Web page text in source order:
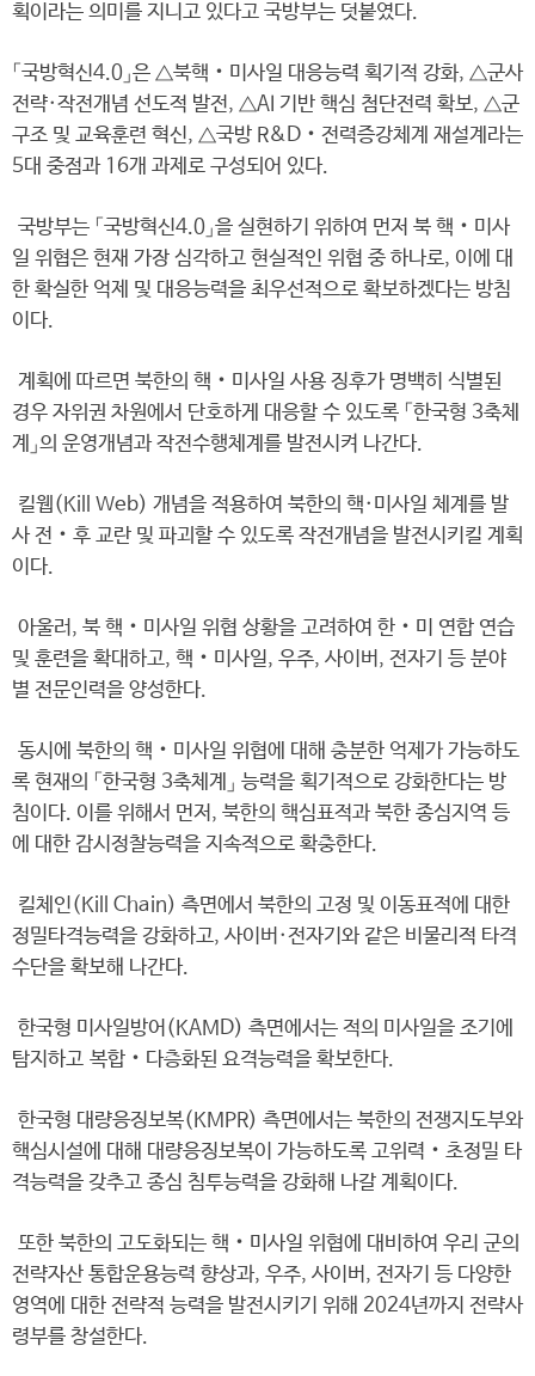
획이라는 의미를 지니고 있다고 국방부는 덧붙였다.
「국방혁신4.0」은 △북핵‧미사일 대응능력 획기적 강화, △군사
전략·작전개념 선도적 발전, △AI 기반 핵심 첨단전력 확보, △군
구조 및 교육훈련 혁신, △국방 R&D‧전력증강체계 재설계라는
5대 중점과 16개 과제로 구성되어 있다.
국방부는 「국방혁신4.0」을 실현하기 위하여 먼저 북 핵‧미사
일 위협은 현재 가장 심각하고 현실적인 위협 중 하나로, 이에 대
한 확실한 억제 및 대응능력을 최우선적으로 확보하겠다는 방침
이다.
계획에 따르면 북한의 핵‧미사일 사용 징후가 명백히 식별된
경우 자위권 차원에서 단호하게 대응할 수 있도록 「한국형 3축체
계」의 운영개념과 작전수행체계를 발전시켜 나간다.
킬웹(Kill Web) 개념을 적용하여 북한의 핵·미사일 체계를 발
사 전‧후 교란 및 파괴할 수 있도록 작전개념을 발전시키킬 계획
이다.
아울러, 북 핵‧미사일 위협 상황을 고려하여 한‧미 연합 연습
및 훈련을 확대하고, 핵‧미사일, 우주, 사이버, 전자기 등 분야
별 전문인력을 양성한다.
동시에 북한의 핵‧미사일 위협에 대해 충분한 억제가 가능하도
록 현재의 「한국형 3축체계」 능력을 획기적으로 강화한다는 방
침이다. 이를 위해서 먼저, 북한의 핵심표적과 북한 종심지역 등
에 대한 감시정찰능력을 지속적으로 확충한다.
킬체인(Kill Chain) 측면에서 북한의 고정 및 이동표적에 대한
정밀타격능력을 강화하고, 사이버·전자기와 같은 비물리적 타격
수단을 확보해 나간다.
한국형 미사일방어(KAMD) 측면에서는 적의 미사일을 조기에
탐지하고 복합‧다층화된 요격능력을 확보한다.
한국형 대량응징보복(KMPR) 측면에서는 북한의 전쟁지도부와
핵심시설에 대해 대량응징보복이 가능하도록 고위력‧초정밀 타
격능력을 갖추고 종심 침투능력을 강화해 나갈 계획이다.
또한 북한의 고도화되는 핵‧미사일 위협에 대비하여 우리 군의
전략자산 통합운용능력 향상과, 우주, 사이버, 전자기 등 다양한
영역에 대한 전략적 능력을 발전시키기 위해 2024년까지 전략사
령부를 창설한다.